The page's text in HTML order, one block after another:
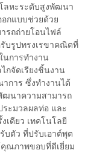
โลหะระดับสูงพัฒนา
กแบบช่วยด้วย
รถถ่ายโอนไฟล์
บรูปทรงเรขาคณิตที่
การทำงาน
กจัดเรียงชิ้นงาน
การ ซึ่งทำงานได้
ฒนาความสามารถ
ะมวลผลท่อ และ
เดียว เทคโนโลยี
บตัว ที่ปรับเอาต์พุต
ณภาพขอบที่ดีเยี่ยม